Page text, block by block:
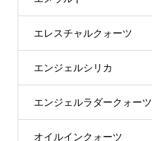
エレスチャルクォーツ
エンジェルシリカ
エンジェルラダークォーツ
オイルインクォーツ